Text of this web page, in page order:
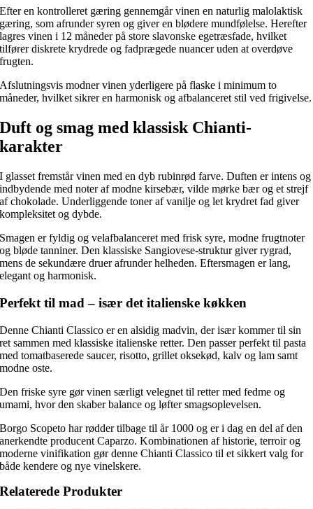
Efter en kontrolleret gæring gennemgår vinen en naturlig malolaktisk
gæring, som afrunder syren og giver en blødere mundfølelse. Herefter
lagres vinen i 12 måneder på store slavonske egetræsfade, hvilket
tilfører diskrete krydrede og fadprægede nuancer uden at overdøve
frugten.
Afslutningsvis modner vinen yderligere på flaske i minimum to
måneder, hvilket sikrer en harmonisk og afbalanceret stil ved frigivelse.
Duft og smag med klassisk Chianti-
karakter
I glasset fremstår vinen med en dyb rubinrød farve. Duften er intens og
indbydende med noter af modne kirsebær, vilde mørke bær og et strejf
af chokolade. Underliggende toner af vanilje og let krydret fad giver
kompleksitet og dybde.
Smagen er fyldig og velafbalanceret med frisk syre, modne frugtnoter
og bløde tanniner. Den klassiske Sangiovese-struktur giver rygrad,
mens de sekundære druer afrunder helheden. Eftersmagen er lang,
elegant og harmonisk.
Perfekt til mad – især det italienske køkken
Denne Chianti Classico er en alsidig madvin, der især kommer til sin
ret sammen med klassiske italienske retter. Den passer perfekt til pasta
med tomatbaserede saucer, risotto, grillet oksekød, kalv og lam samt
modne oste.
Den friske syre gør vinen særligt velegnet til retter med fedme og
umami, hvor den skaber balance og løfter smagsoplevelsen.
Borgo Scopeto har rødder tilbage til år 1000 og er i dag en del af den
anerkendte producent Caparzo. Kombinationen af historie, terroir og
moderne vinifikation gør denne Chianti Classico til et sikkert valg for
både kendere og nye vinelskere.
Relaterede Produkter